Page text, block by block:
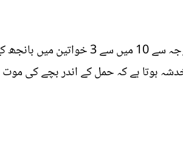
بالغ خواتین میں، تھائیرائیڈ